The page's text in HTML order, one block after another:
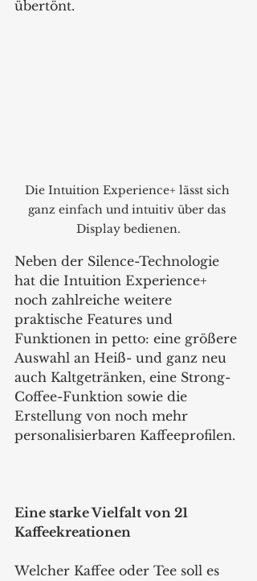
übertönt.
Die Intuition Experience+ lässt sich
ganz einfach und intuitiv über das
Display bedienen.
Neben der Silence-Technologie
hat die Intuition Experience+
noch zahlreiche weitere
praktische Features und
Funktionen in petto: eine größere
Auswahl an Heiß- und ganz neu
auch Kaltgetränken, eine Strong-
Coffee-Funktion sowie die
Erstellung von noch mehr
personalisierbaren Kaffeeprofilen.
Eine starke Vielfalt von 21
Kaffeekreationen
Welcher Kaffee oder Tee soll es